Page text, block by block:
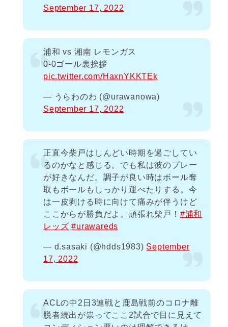
September 17, 2022
浦和 vs 湘南 レモンガス
0-0ゴール裏挨拶
pic.twitter.com/HaxnYKKTEk
— うらわのわ (@urawanowa)
September 17, 2022
正直今柴戸はしんどい時期を過ごしてい
るのかなと感じる。でも私は彼のプレー
が好きなんだ。調子が良い時はボール奪
取もボールもしっかり運べたりする。今
は一皮剥ける時に向けて痛みが伴うけど
ここからが勝負だよ。頑張れ柴戸！ #浦和
レッズ #urawareds
— d.sasaki (@hdds1983) September
17, 2022
ACLの中2日3連戦と鹿島戦前のコロナ離
脱者続出が祟ってここ2試合で目に見えて